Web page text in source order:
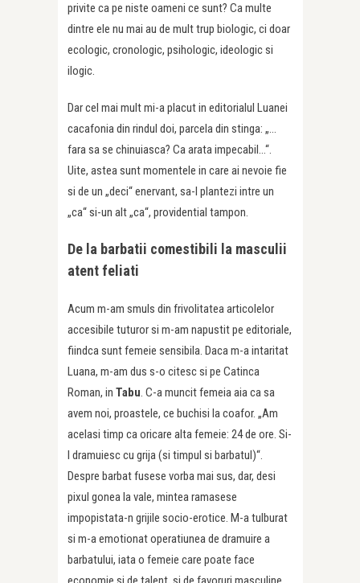
privite ca pe niste oameni ce sunt? Ca multe
dintre ele nu mai au de mult trup biologic, ci doar
ecologic, cronologic, psihologic, ideologic si
ilogic.
Dar cel mai mult mi-a placut in editorialul Luanei
cacafonia din rindul doi, parcela din stinga: „…
fara sa se chinuiasca? Ca arata impecabil…“.
Uite, astea sunt momentele in care ai nevoie fie
si de un „deci“ enervant, sa-l plantezi intre un
„ca“ si-un alt „ca“, providential tampon.
De la barbatii comestibili la masculii
atent feliati
Acum m-am smuls din frivolitatea articolelor
accesibile tuturor si m-am napustit pe editoriale,
fiindca sunt femeie sensibila. Daca m-a intaritat
Luana, m-am dus s-o citesc si pe Catinca
Roman, in Tabu. C-a muncit femeia aia ca sa
avem noi, proastele, ce buchisi la coafor. „Am
acelasi timp ca oricare alta femeie: 24 de ore. Si-
l dramuiesc cu grija (si timpul si barbatul)“.
Despre barbat fusese vorba mai sus, dar, desi
pixul gonea la vale, mintea ramasese
impopistata-n grijile socio-erotice. M-a tulburat
si m-a emotionat operatiunea de dramuire a
barbatului, iata o femeie care poate face